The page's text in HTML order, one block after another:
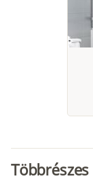
Többrészes